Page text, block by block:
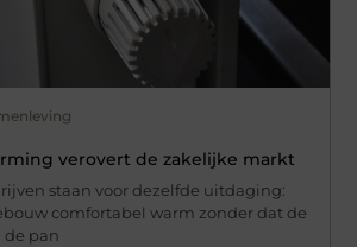
verovert de zakelijke markt
staan voor dezelfde uitdaging:
comfortabel warm zonder dat de
pan